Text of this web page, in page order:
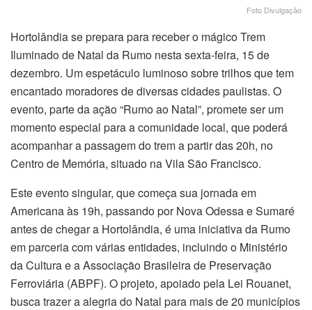
Foto Divulgação
Hortolândia se prepara para receber o mágico Trem
Iluminado de Natal da Rumo nesta sexta-feira, 15 de
dezembro. Um espetáculo luminoso sobre trilhos que tem
encantado moradores de diversas cidades paulistas. O
evento, parte da ação “Rumo ao Natal”, promete ser um
momento especial para a comunidade local, que poderá
acompanhar a passagem do trem a partir das 20h, no
Centro de Memória, situado na Vila São Francisco.
Este evento singular, que começa sua jornada em
Americana às 19h, passando por Nova Odessa e Sumaré
antes de chegar a Hortolândia, é uma iniciativa da Rumo
em parceria com várias entidades, incluindo o Ministério
da Cultura e a Associação Brasileira de Preservação
Ferroviária (ABPF). O projeto, apoiado pela Lei Rouanet,
busca trazer a alegria do Natal para mais de 20 municípios